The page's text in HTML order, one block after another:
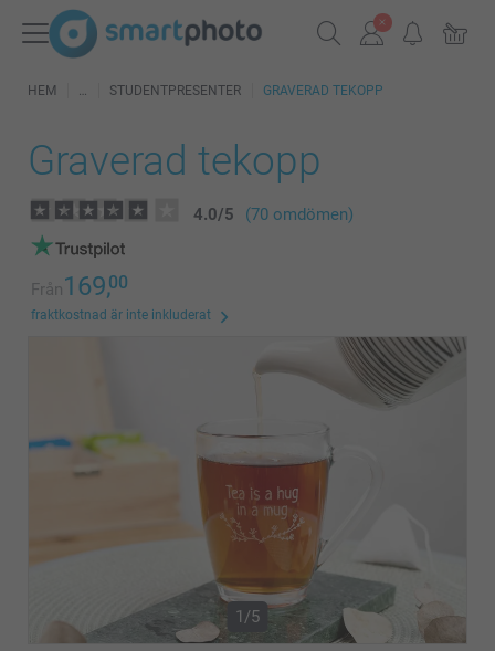
HEM STUDENTPRESENTER GRAVERAD TEKOPP
Graverad tekopp
4.0/5 (70 omdömen)
Från169,00
fraktkostnad är inte inkluderat
1/5